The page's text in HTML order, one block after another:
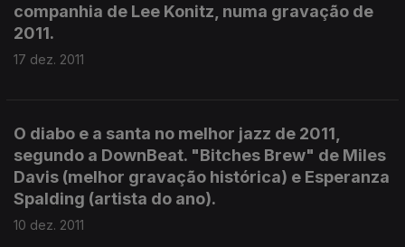
companhia de Lee Konitz, numa gravação de
2011.
17 dez. 2011
O diabo e a santa no melhor jazz de 2011,
segundo a DownBeat. "Bitches Brew" de Miles
Davis (melhor gravação histórica) e Esperanza
Spalding (artista do ano).
10 dez. 2011